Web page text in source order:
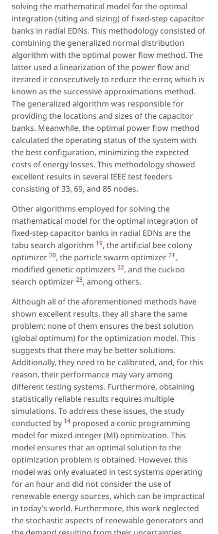
solving the mathematical model for the optimal
integration (siting and sizing) of fixed-step capacitor
banks in radial EDNs. This methodology consisted of
combining the generalized normal distribution
algorithm with the optimal power flow method. The
latter used a linearization of the power flow and
iterated it consecutively to reduce the error, which is
known as thesuccessive approximations method.
The generalized algorithm was responsible for
providing the locations and sizes of the capacitor
banks. Meanwhile, the optimal power flow method
calculated the operating status of the system with
the best configuration, minimizing the expected
costs of energy losses. This methodology showed
excellent results in several IEEE test feeders
consisting of 33, 69, and 85 nodes.
Other algorithms employed for solving the
mathematical model for the optimal integration of
fixed-step capacitor banks in radial EDNs are the
tabu search algorithm 19, the artificial bee colony
optimizer 20, the particle swarm optimizer 21,
modified genetic optimizers 22, and the cuckoo
search optimizer 23, among others.
Although all of the aforementioned methods have
shown excellent results, they all share the same
problem: none of them ensures the best solution
(global optimum) for the optimization model. This
suggests that there may be better solutions.
Additionally, they need to be calibrated, and, for this
reason, their performance may vary among
different testing systems. Furthermore, obtaining
statistically reliable results requires multiple
simulations. To address these issues, the study
conducted by 14 proposed a conic programming
model for mixed-integer (MI) optimization. This
model ensures that an optimal solution to the
optimization problem is obtained. However, this
model was only evaluated in test systems operating
for an hour and did not consider the use of
renewable energy sources, which can be impractical
in today’s world. Furthermore, this work neglected
the stochastic aspects of renewable generators and